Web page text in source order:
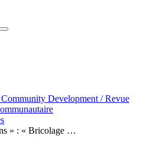
Development / Revue
» : « Bricolage …